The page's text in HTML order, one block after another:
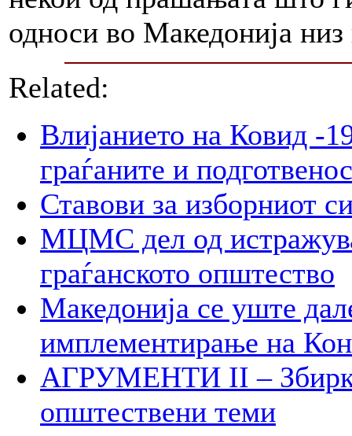
односи во Македонија низ
Related:
Влијанието на Ковид -
граѓаните и
Ставови за изборниот
МЦМС дел од
граѓанското општество
Македонија се уште
имплементирање на
АГРУМЕНТИ II –
општествени теми